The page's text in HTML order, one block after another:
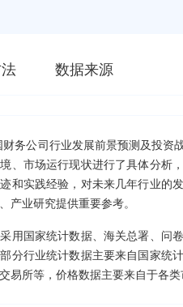
数据来源
务公司行业发展前景预测及投
、市场运行现状进行了具体分析
和实践经验，对未来几年行业的
产业研究提供重要参考。
用国家统计数据、海关总署、问
分行业统计数据主要来自国家统
易所等，价格数据主要来自于各类